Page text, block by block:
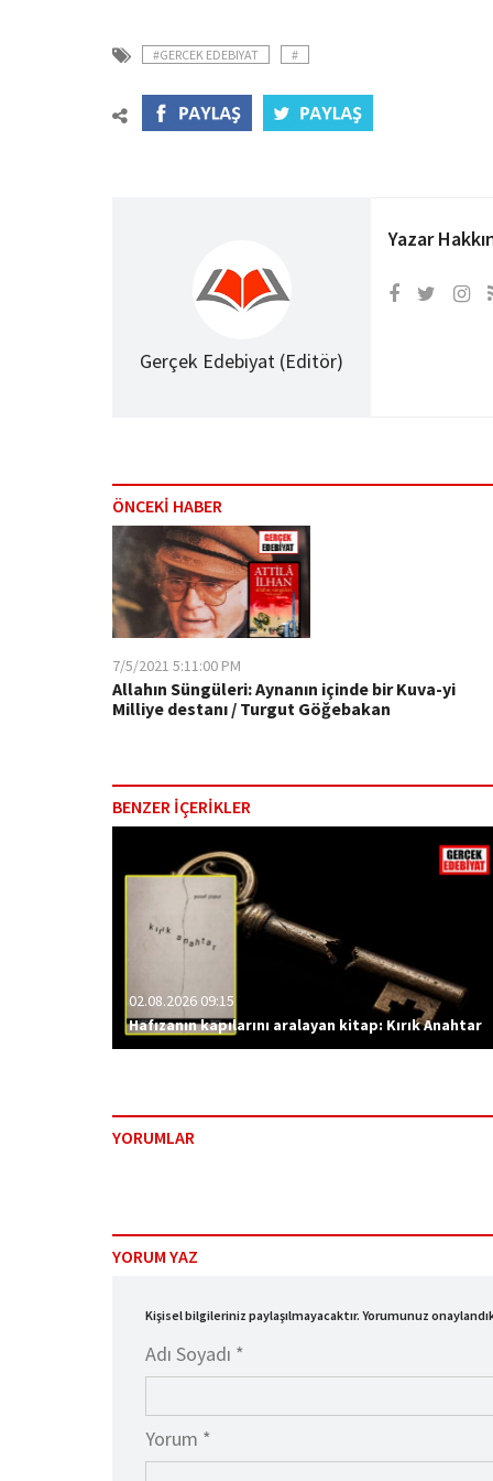
#GERCEK EDEBIYAT #
Gerçek Edebiyat (Editör)
Yazar
ÖNCEKİ HABER
7/5/2021 5:11:00 PM
Allahın Süngüleri: Aynanın içinde bir Kuva-yi
Milliye destanı / Turgut Göğebakan
BENZER İÇERİKLER
02.08.2026 09:15
Hafızanın kapılarını aralayan kitap: Kırık Anahtar
YORUMLAR
YORUM YAZ
Kişisel bilgileriniz paylaşılmayacaktır. Yorumunuz
Adı Soyadı *
Yorum *